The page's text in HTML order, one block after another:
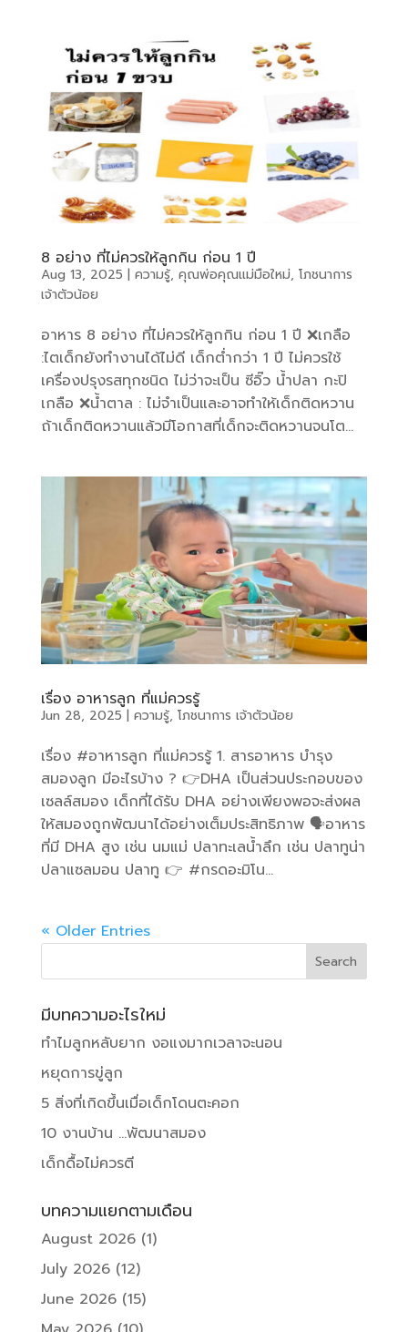
8 อย่าง ที่ไม่ควรให้ลูกกิน ก่อน 1 ปี
Aug 13, 2025 | ความรู้, คุณพ่อคุณแม่มือใหม่, โภชนาการ
เจ้าตัวน้อย
อาหาร 8 อย่าง ที่ไม่ควรให้ลูกกิน ก่อน 1 ปี ❌เกลือ
:ไตเด็กยังทำงานได้ไม่ดี เด็กต่ำกว่า 1 ปี ไม่ควรใช้
เครื่องปรุงรสทุกชนิด ไม่ว่าจะเป็น ซีอิ๊ว น้ำปลา กะปิ
เกลือ ❌น้ำตาล : ไม่จำเป็นและอาจทำให้เด็กติดหวาน
ถ้าเด็กติดหวานแล้วมีโอกาสที่เด็กจะติดหวานจนโต...
เรื่อง อาหารลูก ที่แม่ควรรู้
Jun 28, 2025 | ความรู้, โภชนาการ เจ้าตัวน้อย
เรื่อง #อาหารลูก ที่แม่ควรรู้ 1. สารอาหาร บำรุง
สมองลูก มีอะไรบ้าง ? 👉DHA เป็นส่วนประกอบของ
เซลล์สมอง เด็กที่ได้รับ DHA อย่างเพียงพอจะส่งผล
ให้สมองถูกพัฒนาได้อย่างเต็มประสิทธิภาพ 🗣อาหาร
ที่มี DHA สูง เช่น นมแม่ ปลาทะเลน้ำลึก เช่น ปลาทูน่า
ปลาแซลมอน ปลาทู 👉 #กรดอะมิโน...
« Older Entries
มีบทความอะไรใหม่
ทำไมลูกหลับยาก งอแงมากเวลาจะนอน
หยุดการขู่ลูก
5 สิ่งที่เกิดขึ้นเมื่อเด็กโดนตะคอก
10 งานบ้าน …พัฒนาสมอง
เด็กดื้อไม่ควรตี
บทความแยกตามเดือน
August 2026(1)
July 2026(12)
June 2026(15)